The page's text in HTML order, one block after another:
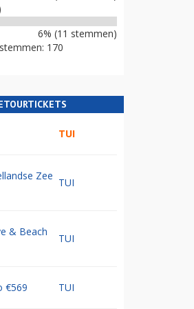
6% (11 stemmen)
170
TUI
Zee
TUI
& Beach
TUI
€569 TUI